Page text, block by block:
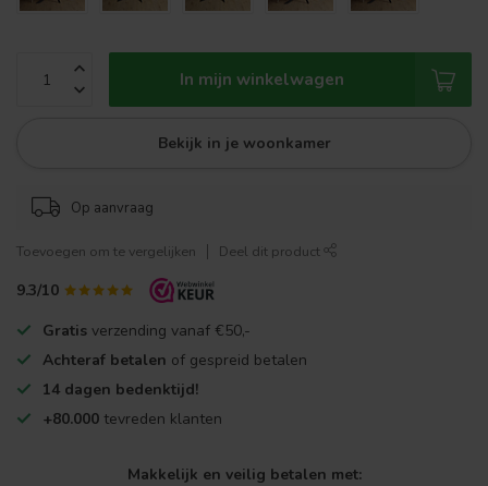
In mijn winkelwagen
Bekijk in je woonkamer
Op aanvraag
Toevoegen om te vergelijken Deel dit product
9.3/10
Gratis verzending vanaf €50,-
Achteraf betalen of gespreid betalen
14 dagen bedenktijd!
+80.000 tevreden klanten
Makkelijk en veilig betalen met: